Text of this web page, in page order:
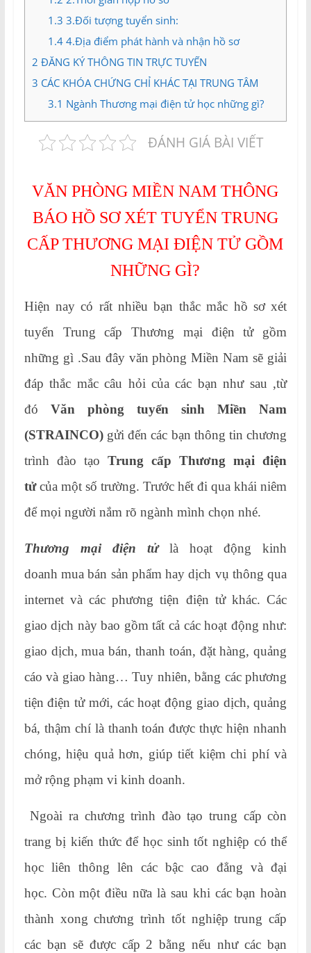
1.3 3.Đối tượng tuyển sinh:
1.44.Địa điểm phát hành và nhận hồ sơ
2 ĐĂNG KÝ THÔNG TIN TRỰC TUYẾN
3 CÁC KHÓA CHỨNG CHỈ KHÁC TẠI TRUNG TÂM
3.1 Ngành Thương mại điện tử học những gì?
ĐÁNH GIÁ BÀI VIẾT
VĂN PHÒNG MIỀN NAM THÔNG
BÁO HỒ SƠ XÉT TUYỂN TRUNG
CẤP THƯƠNG MẠI ĐIỆN TỬ GỒM
NHỮNG GÌ?
Hiện nay có rất nhiều bạn thắc mắc hồ sơ xét
tuyển Trung cấp Thương mại điện tử gồm
những gì .Sau đây văn phòng Miền Nam sẽ giải
đáp thắc mắc câu hỏi của các bạn như sau ,từ
đó Văn phòng tuyển sinh Miền Nam
(STRAINCO)gửi đến các bạn thông tin chương
trình đào tạo Trung cấp Thương mại điện
tửcủa một số trường. Trước hết đi qua khái niêm
để mọi người nắm rõ ngành mình chọn nhé.
Thương mại điện tửlà hoạt động kinh
doanh mua bán sản phẩm hay dịch vụ thông qua
internet và các phương tiện điện tử khác. Các
giao dịch này bao gồm tất cả các hoạt động như:
giao dịch, mua bán, thanh toán, đặt hàng, quảng
cáo và giao hàng… Tuy nhiên, bằng các phương
tiện điện tử mới, các hoạt động giao dịch, quảng
bá, thậm chí là thanh toán được thực hiện nhanh
chóng, hiệu quả hơn, giúp tiết kiệm chi phí và
mở rộng phạm vi kinh doanh.
Ngoài ra chương trình đào tạo trung cấp còn
trang bị kiến thức để học sinh tốt nghiệp có thể
học liên thông lên các bậc cao đẳng và đại
học. Còn một điều nữa là sau khi các bạn hoàn
thành xong chương trình tốt nghiệp trung cấp
các bạn sẽ được cấp 2 bằng nếu như các bạn